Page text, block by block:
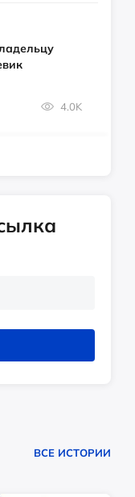
4.0K
ВСЕ ИСТОРИИ